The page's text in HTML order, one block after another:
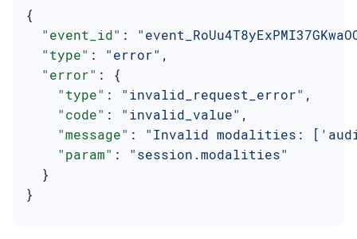
{
  "event_id"
:
  "type"
: "error" ,
  "error"
: {
    "type"
: "invalid_request_error" ,
    "code"
: "invalid_value" ,
    "message"
: "Invalid modalities:
    "param"
: "session.modalities"
  }
}